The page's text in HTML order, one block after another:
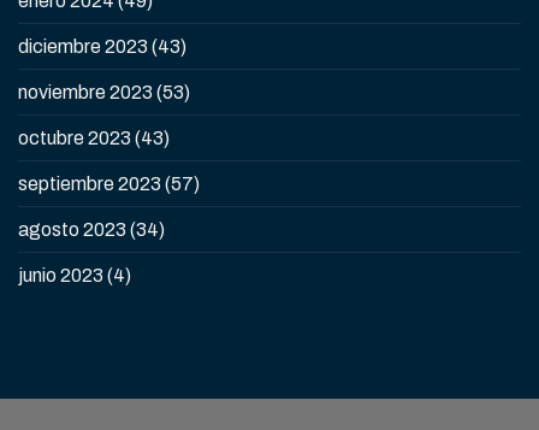
diciembre 2023 (43)
noviembre 2023 (53)
octubre 2023 (43)
septiembre 2023 (57)
agosto 2023 (34)
junio 2023 (4)